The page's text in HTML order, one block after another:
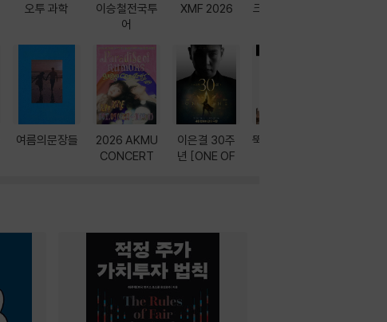
오투 과학
여름의문장들
이승철전국투
어
2026 AKMU
CONCERT
XMF 2026
이은결 30주
년 [ONE OF
크레마 이북 리
뚝딱! AI 3대장